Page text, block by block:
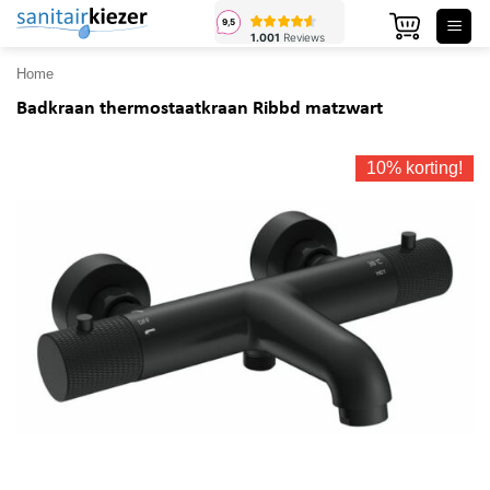
Ga
inhoud
Home
Badkraan thermostaatkraan Ribbd matzwart
10% korting!